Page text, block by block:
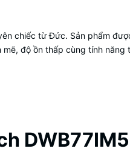
chiếc từ Đức. Sản phẩm
độ ồn thấp cùng tính